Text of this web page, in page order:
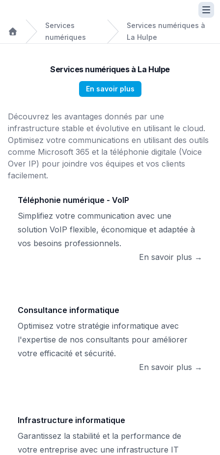
Services
numériques
Services numériques à
La Hulpe
Services numériques à La Hulpe
En savoir plus
Découvrez les avantages donnés par une
infrastructure stable et évolutive en utilisant le cloud.
Optimisez votre communications en utilisant des outils
comme Microsoft 365 et la téléphonie digitale (Voice
Over IP) pour joindre vos équipes et vos clients
facilement.
Téléphonie numérique - VoIP
Simplifiez votre communication avec une
solution VoIP flexible, économique et adaptée à
vos besoins professionnels.
En savoir plus →
Consultance informatique
Optimisez votre stratégie informatique avec
l'expertise de nos consultants pour améliorer
votre efficacité et sécurité.
En savoir plus →
Infrastructure informatique
Garantissez la stabilité et la performance de
votre entreprise avec une infrastructure IT